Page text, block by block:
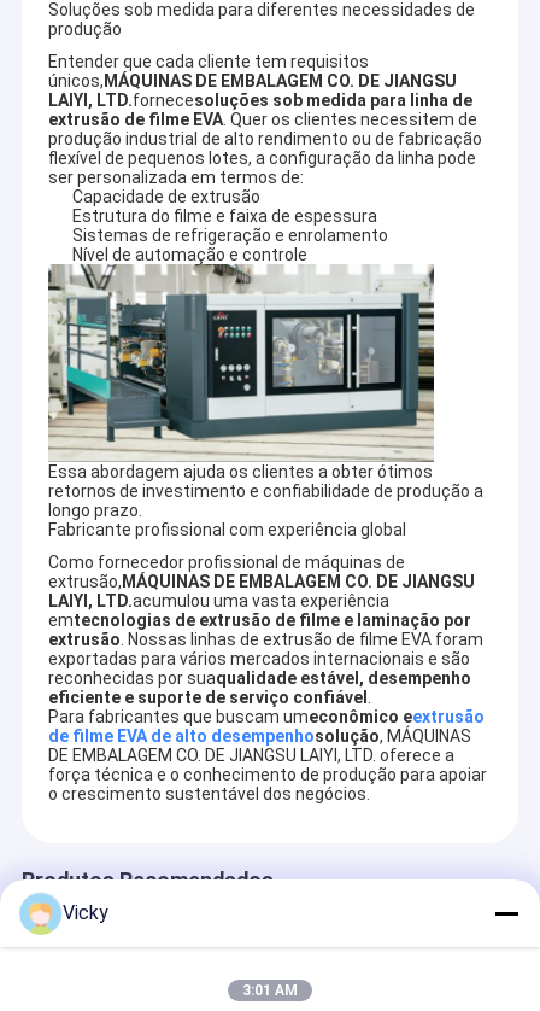
Controle da qualidade
Contacte-nos
Notícia
Máquina de revestimento da laminação da extrusão
Máquina de estratificação da extrusão
máquina de estratificação do filme
máquina plástica da laminação
Máquina da laminação do revestimento
Máquina de revestimento da extrusão
máquina de revestimento de papel
O dobro tomou partido máquina de estratificação
Peças da máquina da laminação
Máquina fundida derretimento da tela
Soluções sob medida para diferentes necessidades de
produção
Entender que cada cliente tem requisitos
únicos, MÁQUINAS DE EMBALAGEM CO. DE JIANGSU
LAIYI, LTD.fornecesoluções sob medida para linha de
extrusão de filme EVA. Quer os clientes necessitem de
produção industrial de alto rendimento ou de fabricação
flexível de pequenos lotes, a configuração da linha pode
ser personalizada em termos de:
Capacidade de extrusão
Estrutura do filme e faixa de espessura
Sistemas de refrigeração e enrolamento
Nível de automação e controle
Essa abordagem ajuda os clientes a obter ótimos
retornos de investimento e confiabilidade de produção a
longo prazo.
Fabricante profissional com experiência global
Como fornecedor profissional de máquinas de
extrusão, MÁQUINAS DE EMBALAGEM CO. DE JIANGSU
LAIYI, LTD.acumulou uma vasta experiência
emtecnologias de extrusão de filme e laminação por
extrusão . Nossas linhas de extrusão de filme EVA foram
exportadas para vários mercados internacionais e são
reconhecidas por suaqualidade estável, desempenho
eficiente e suporte de serviço confiável
Para fabricantes que buscam umeconômico eextrusão
de filme EVA de alto desempenhosolução, MÁQUINAS
DE EMBALAGEM CO. DE JIANGSU LAIYI, LTD. oferece a
força técnica e o conhecimento de produção para apoiar
o crescimento sustentável dos negócios.
Produtos Recomendados
A Laiyi constrói máquinas com baixo custo total de
propriedade durante a vida útil do equipamento e menor
custo de operação.e depois construir cada uma para
especificações superiores e tolerâncias resultando em
qualidade insuperável do produtoO resultado é uma
rápida colocação em serviço, taxas de execução mais
rápidas, produtos mais qualificados, menos desperdício,
menos tempo de inatividade e menos reparos.As linhas
Laiyi têm um custo de exploração mais baixo e um
retorno do investimento mais elevadoCom linhas de alto
desempenho e serviço confiável, estabelecemos
excelentes parcerias comerciais com mais de 600
clientes em todo o mundo.
Na Laiyi, somos apaixonados por ajudar os nossos
clientes a melhorar os seus produtos; somos
apaixonados pelas nossas contribuições para a ciência
da laminação por extrusão;e somos apaixonados pelas
nossas contribuições para melhorar a qualidade de vida
através dos produtos que fabricamosCom base na nossa
experiência na indústria de laminação por extrusão,
juntamente com mais parceiros, vamos criar um futuro
melhor através de soluções mais inteligentes, eficientes
e confiáveis.
Vicky
3:01 AM